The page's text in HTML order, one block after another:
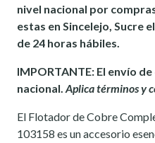
nivel nacional por
estas en Sincelejo, Sucre
de 24 horas hábiles.
IMPORTANTE: El envío
nacional. Aplica términos y
El Flotador de Cobre
103158 es un accesorio